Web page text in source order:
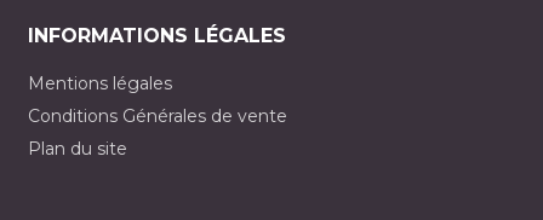
INFORMATIONS LÉGALES
Mentions légales
Conditions Générales de vente
Plan du site